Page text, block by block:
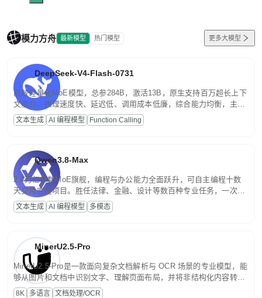
模力方舟 最新模型 热门模型 更多大模型
DeepSeek-V4-Flash-0731
高效轻量化MoE模型，总参284B，激活13B，原生支持百万超长上下
文能力。推理速度快、延迟低、调用成本低廉，综合能力均衡，主打
高并发、轻量化任务，适合日常对话、内容创作、基础 RAG、批量
文案处理等普惠刚需场景。
文本生成 AI 编程模型 Function Calling
Qwen3.8-Max
2.4万亿参数MoE旗舰，编程与办公能力全面跃升，可自主编程十数
天交付完整项目。胜任法律、金融、设计等数百种专业任务，一次对
话端到端交付生产级成果。原生视觉理解贯穿规划、执行与验证全流
程，支持超长文档与长视频的深度语义解析。长程任务中自主规划与
文本生成 AI 编程模型 多模态
MinerU2.5-Pro
MinerU2.5-Pro是一款面向复杂文档解析与 OCR 场景的专业模型，能
够从图片和文档中识别文字、理解页面布局，并将非结构化内容转换
为便于存储、检索和二次处理的结构化结果。
8K 多语言 文档处理/OCR